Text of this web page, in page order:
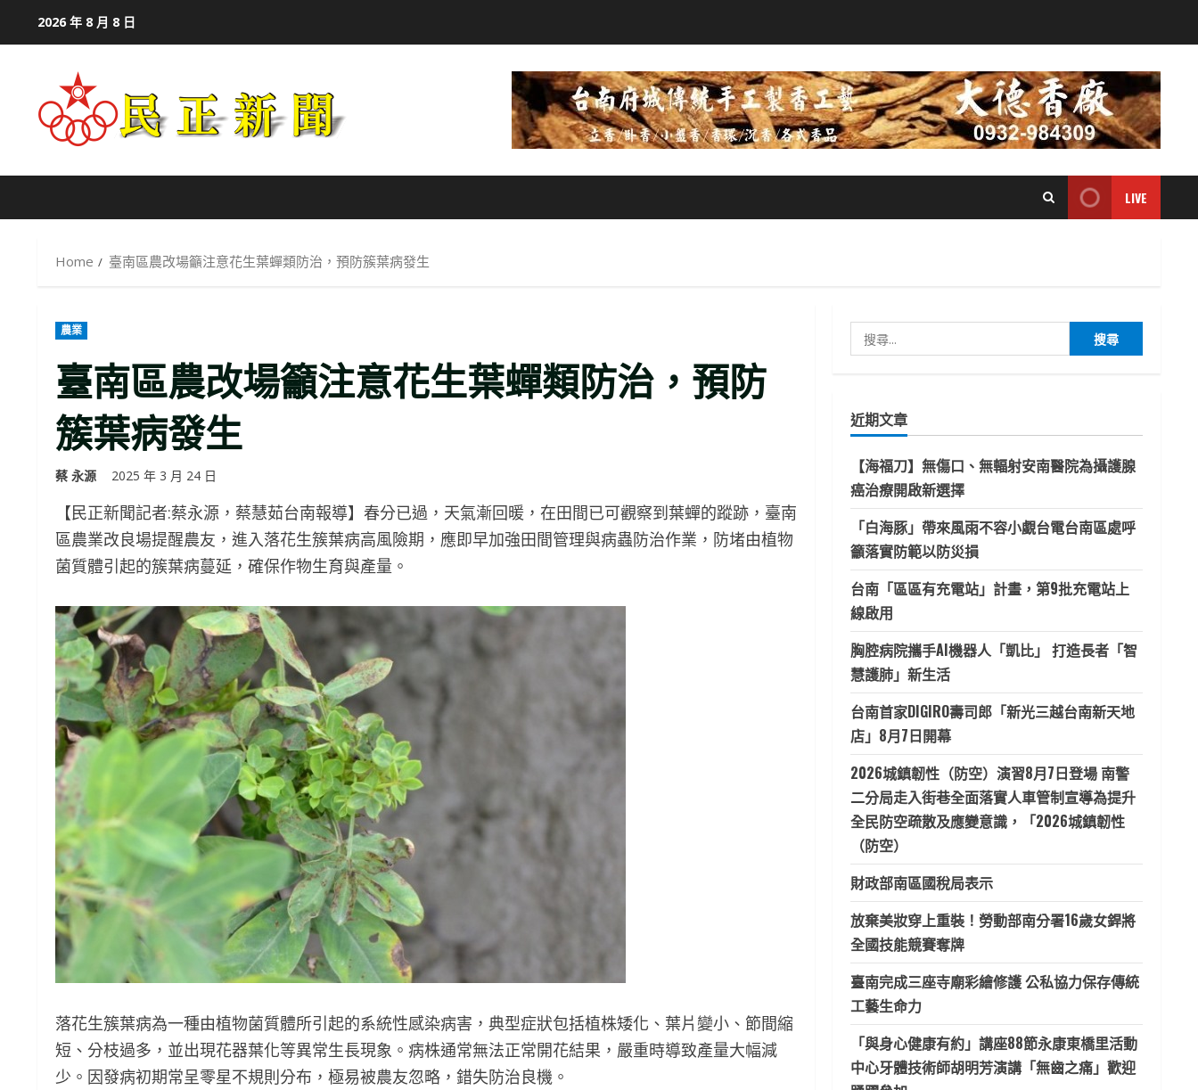
2026 年 8 月 8 日
LIVE
Home 臺南區農改場籲注意花生葉蟬類防治，預防簇葉病發生
農業
臺南區農改場籲注意花生葉蟬類防治，預防
簇葉病發生
蔡 永源 2025 年 3 月 24 日
【民正新聞記者:蔡永源，蔡慧茹台南報導】春分已過，天氣漸回暖，在田間已可觀察到葉蟬的蹤跡，臺南
區農業改良場提醒農友，進入落花生簇葉病高風險期，應即早加強田間管理與病蟲防治作業，防堵由植物
菌質體引起的簇葉病蔓延，確保作物生育與產量。
落花生簇葉病為一種由植物菌質體所引起的系統性感染病害，典型症狀包括植株矮化、葉片變小、節間縮
短、分枝過多，並出現花器葉化等異常生長現象。病株通常無法正常開花結果，嚴重時導致產量大幅減
少。因發病初期常呈零星不規則分布，極易被農友忽略，錯失防治良機。
尋
字:
近期文章
【海福刀】無傷口、無輻射安南醫院為攝護腺
癌治療開啟新選擇
「白海豚」帶來風雨不容小覷台電台南區處呼
籲落實防範以防災損
台南「區區有充電站」計畫，第9批充電站上
線啟用
胸腔病院攜手AI機器人「凱比」 打造長者「智
慧護肺」新生活
台南首家DIGIRO壽司郎「新光三越台南新天地
店」8月7日開幕
2026城鎮韌性（防空）演習8月7日登場 南警
二分局走入街巷全面落實人車管制宣導為提升
全民防空疏散及應變意識，「2026城鎮韌性
（防空）
財政部南區國稅局表示
放棄美妝穿上重裝！勞動部南分署16歲女銲將
全國技能競賽奪牌
臺南完成三座寺廟彩繪修護 公私協力保存傳統
工藝生命力
「與身心健康有約」講座88節永康東橋里活動
中心牙體技術師胡明芳演講「無齒之痛」歡迎